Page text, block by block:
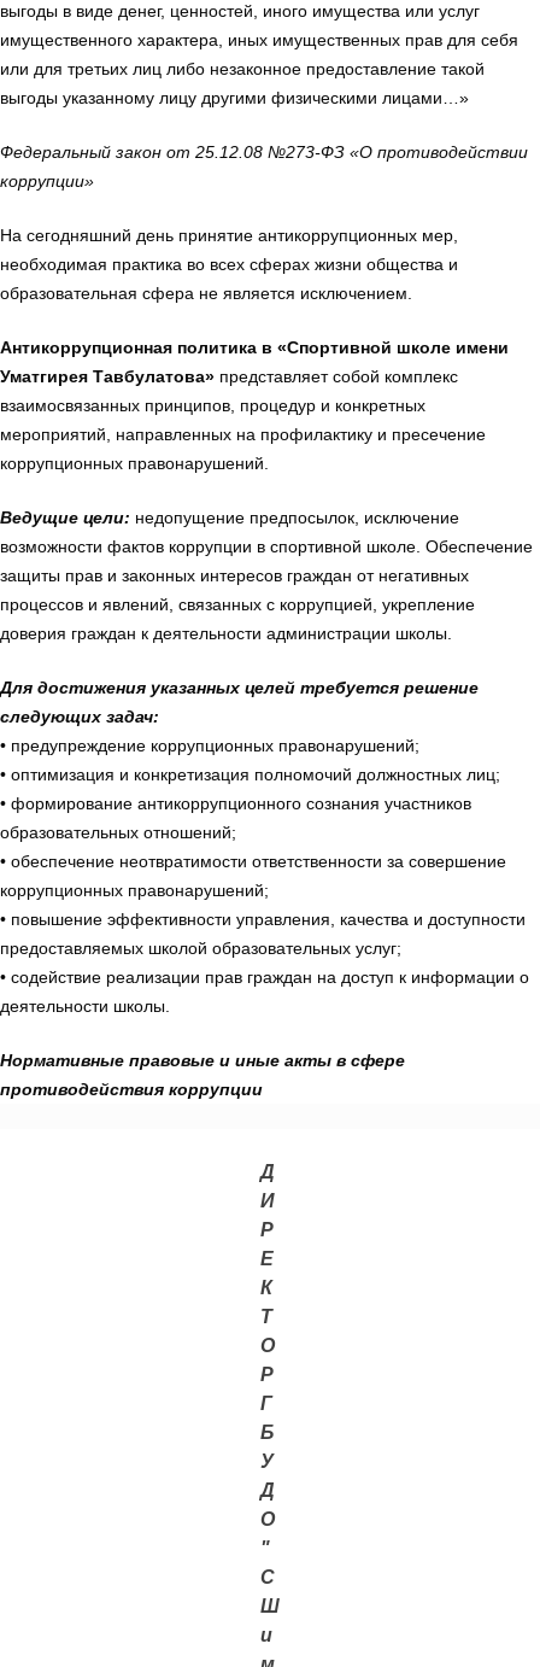
выгоды в виде денег, ценностей, иного имущества или услуг
имущественного характера, иных имущественных прав для себя
или для третьих лиц либо незаконное предоставление такой
выгоды указанному лицу другими физическими лицами…»
Федеральный закон от 25.12.08 №273-ФЗ «О противодействии
коррупции»
На сегодняшний день принятие антикоррупционных мер,
необходимая практика во всех сферах жизни общества и
образовательная сфера не является исключением.
Антикоррупционная политика в «Спортивной школе имени
Уматгирея Тавбулатова» представляет собой комплекс
взаимосвязанных принципов, процедур и конкретных
мероприятий, направленных на профилактику и пресечение
коррупционных правонарушений.
Ведущие цели: недопущение предпосылок, исключение
возможности фактов коррупции в спортивной школе. Обеспечение
защиты прав и законных интересов граждан от негативных
процессов и явлений, связанных с коррупцией, укрепление
доверия граждан к деятельности администрации школы.
Для достижения указанных целей требуется решение
следующих задач:
• предупреждение коррупционных правонарушений;
• оптимизация и конкретизация полномочий должностных лиц;
• формирование антикоррупционного сознания участников
образовательных отношений;
• обеспечение неотвратимости ответственности за совершение
коррупционных правонарушений;
• повышение эффективности управления, качества и доступности
предоставляемых школой образовательных услуг;
• содействие реализации прав граждан на доступ к информации о
деятельности школы.
Нормативные правовые и иные акты в сфере
противодействия коррупции
Д
И
Р
Е
К
Т
О
Р
Г
Б
У
Д
О
"
С
Ш
и